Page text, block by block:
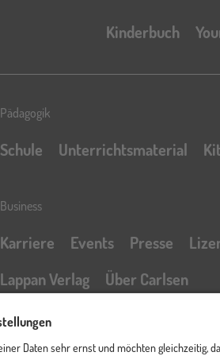
Kinderbuch
Pädagogik
Schule Unterrichtsmaterial
Business
Karriere Events Presse
Lappan Verlag
Über Carlsen